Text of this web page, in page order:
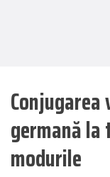
germană
modurile